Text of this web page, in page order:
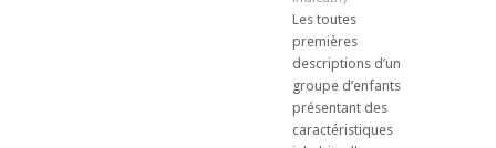
Les toutes
premières
descriptions d’un
groupe d’enfants
présentant des
caractéristiques